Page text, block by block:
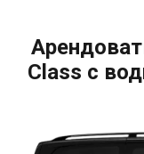
Class с